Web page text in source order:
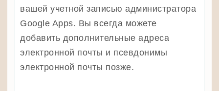
вашей учетной записью администратора
Google Apps. Вы всегда можете
добавить дополнительные адреса
электронной почты и псевдонимы
электронной почты позже.